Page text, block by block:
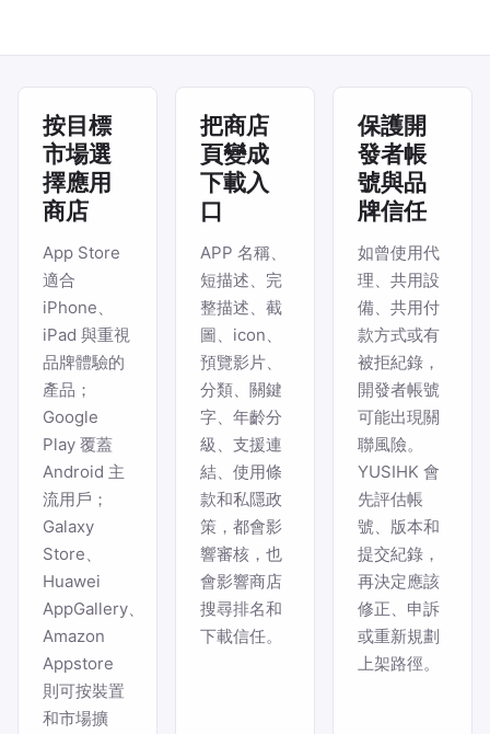
按目標
市場選
擇應用
商店
App Store
適合
iPhone、
iPad 與重視
品牌體驗的
產品；
Google
Play 覆蓋
Android 主
流用戶；
Galaxy
Store、
Huawei
AppGallery、
Amazon
Appstore
則可按裝置
和市場擴
把商店
頁變成
下載入
口
APP 名稱、
短描述、完
整描述、截
圖、icon、
預覽影片、
分類、關鍵
字、年齡分
級、支援連
結、使用條
款和私隱政
策，都會影
響審核，也
會影響商店
搜尋排名和
下載信任。
保護開
發者帳
號與品
牌信任
如曾使用代
理、共用設
備、共用付
款方式或有
被拒紀錄，
開發者帳號
可能出現關
聯風險。
YUSIHK 會
先評估帳
號、版本和
提交紀錄，
再決定應該
修正、申訴
或重新規劃
上架路徑。